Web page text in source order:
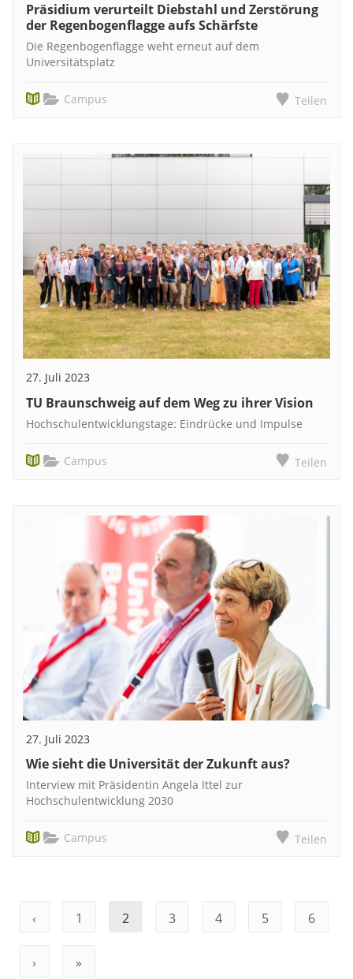
Präsidium verurteilt Diebstahl und Zerstörung
der Regenbogenflagge aufs Schärfste
Die Regenbogenflagge weht erneut auf dem
Universitätsplatz
Campus Teilen
27. Juli 2023
TU Braunschweig auf dem Weg zu ihrer Vision
Hochschulentwicklungstage: Eindrücke und Impulse
Campus Teilen
27. Juli 2023
Wie sieht die Universität der Zukunft aus?
Interview mit Präsidentin Angela Ittel zur
Hochschulentwicklung 2030
Campus Teilen
‹ 1 2 3 4 5 6
› »